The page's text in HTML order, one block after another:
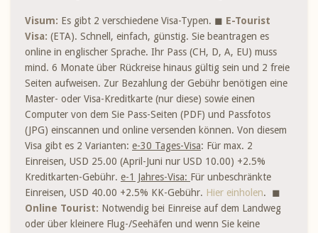
Visum: Es gibt 2 verschiedene Visa-Typen. ◼ E-Tourist
Visa: (ETA). Schnell, einfach, günstig. Sie beantragen es
online in englischer Sprache. Ihr Pass (CH, D, A, EU) muss
mind. 6 Monate über Rückreise hinaus gültig sein und 2 freie
Seiten aufweisen. Zur Bezahlung der Gebühr benötigen eine
Master- oder Visa-Kreditkarte (nur diese) sowie einen
Computer von dem Sie Pass-Seiten (PDF) und Passfotos
(JPG) einscannen und online versenden können. Von diesem
Visa gibt es 2 Varianten: e-30 Tages-Visa: Für max. 2
Einreisen, USD 25.00 (April-Juni nur USD 10.00) +2.5%
Kreditkarten-Gebühr. e-1 Jahres-Visa: Für unbeschränkte
Einreisen, USD 40.00 +2.5% KK-Gebühr. Hier einholen. ◼
Online Tourist: Notwendig bei Einreise auf dem Landweg
oder über kleinere Flug-/Seehäfen und wenn Sie keine